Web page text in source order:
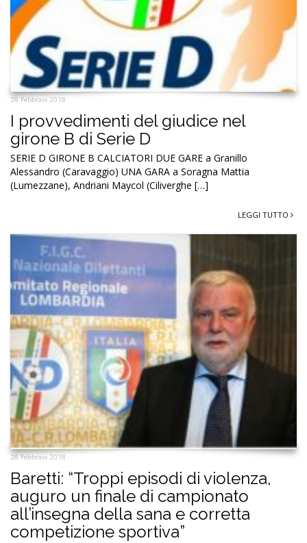
28 Febbraio 2018
I provvedimenti del giudice nel
girone B di Serie D
SERIE D GIRONE B CALCIATORI DUE GARE a Granillo
Alessandro (Caravaggio) UNA GARA a Soragna Mattia
(Lumezzane), Andriani Maycol (Ciliverghe […]
LEGGI TUTTO
28 Febbraio 2018
Baretti: “Troppi episodi di violenza,
auguro un finale di campionato
all’insegna della sana e corretta
competizione sportiva”